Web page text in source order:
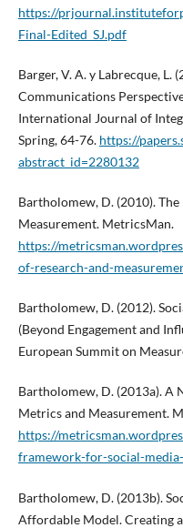
https://
Final-Edited_SJ.pdf
Barger, V. A. y Labrecque,
Communications
International Journal of
Spring, 64-76. https://
abstract_id=2280132
Bartholomew, D. (2010).
Measurement. MetricsMan.
https://
of-research-and-
Bartholomew, D. (2012).
(Beyond Engagement and
European Summit on
Bartholomew, D. (2013a). A
Metrics and Measurement.
https://
framework-for-social-
Bartholomew, D. (2013b).
Affordable Model. Creating